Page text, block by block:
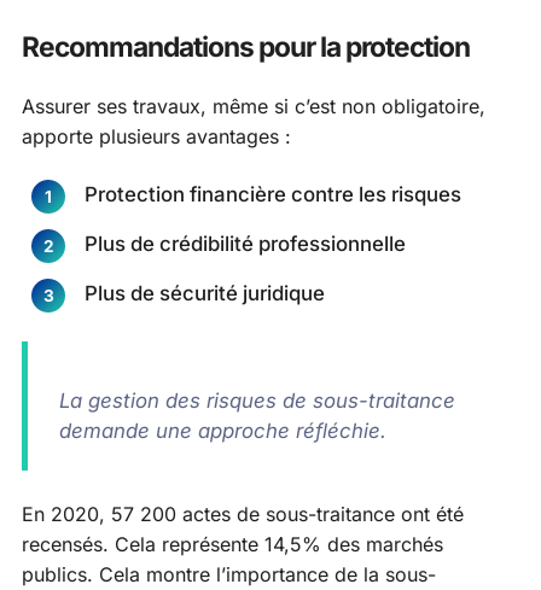
Recommandations pour la protection
Assurer ses travaux, même si c’est non obligatoire,
apporte plusieurs avantages :
Protection financière contre les risques
Plus de crédibilité professionnelle
Plus de sécurité juridique
La gestion des risques de sous-traitance
demande une approche réfléchie.
En 2020, 57 200 actes de sous-traitance ont été
recensés. Cela représente 14,5% des marchés
publics. Cela montre l’importance de la sous-